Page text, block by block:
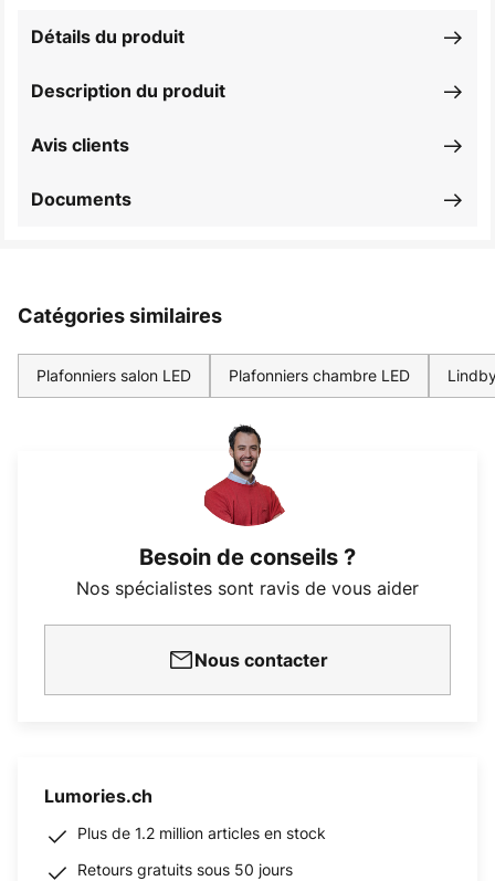
Description du produit
Détails du produit
Avis clients
Documents
Catégories similaires
Plafonniers salon LED Plafonniers chambre LED
Besoin de conseils ?
Nos spécialistes sont ravis de vous aider
Nous contacter
Lumories.ch
Plus de 1.2 million articles en stock
Retours gratuits sous 50 jours